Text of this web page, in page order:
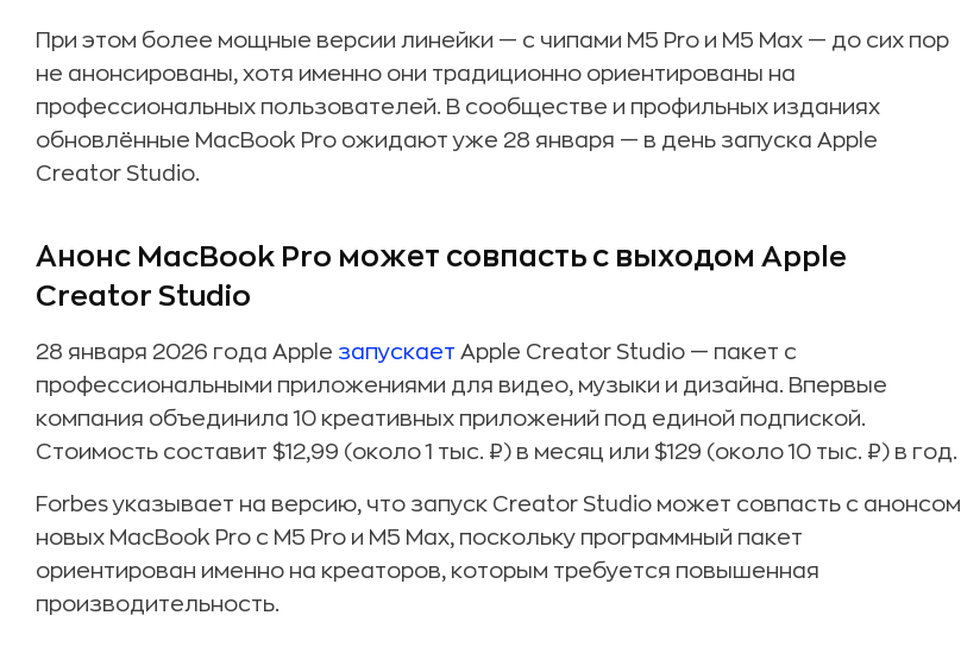
При этом более мощные версии линейки — с чипами M5 Pro и M5 Max — до сих пор
не анонсированы, хотя именно они традиционно ориентированы на
профессиональных пользователей. В сообществе и профильных изданиях
обновлённые MacBook Pro ожидают уже 28 января — в день запуска Apple
Creator Studio.
Анонс MacBook Pro может совпасть с выходом Apple
Creator Studio
28 января 2026 года Apple запускает Apple Creator Studio — пакет с
профессиональными приложениями для видео, музыки и дизайна. Впервые
компания объединила 10 креативных приложений под единой подпиской.
Стоимость составит $12,99 (около 1 тыс. ₽) в месяц или $129 (около 10 тыс. ₽) в год.
Forbes указывает на версию, что запуск Creator Studio может совпасть с анонсом
новых MacBook Pro с M5 Pro и M5 Max, поскольку программный пакет
ориентирован именно на креаторов, которым требуется повышенная
производительность.